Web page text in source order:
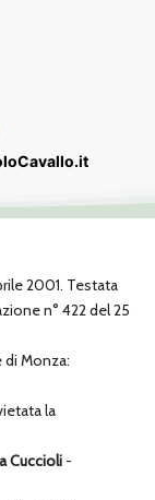
2001. Testata
n° 422 del 25
di Monza:
la
Cuccioli -